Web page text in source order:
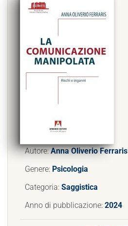
Autore:Anna Oliverio Ferraris
Genere: Psicologia
Categoria: Saggistica
Anno di pubblicazione: 2024